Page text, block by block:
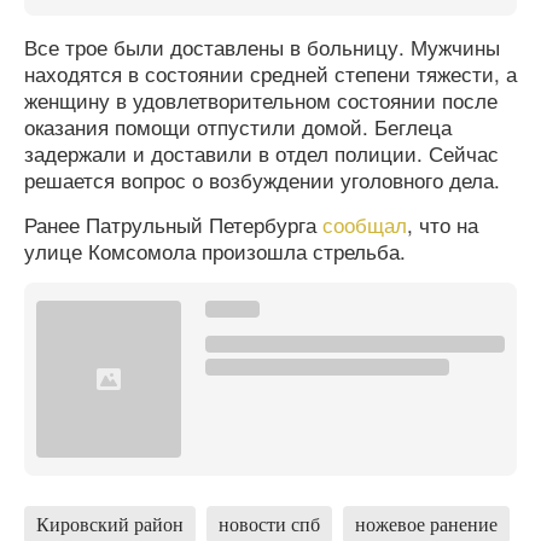
Все трое были доставлены в больницу. Мужчины
находятся в состоянии средней степени тяжести, а
женщину в удовлетворительном состоянии после
оказания помощи отпустили домой. Беглеца
задержали и доставили в отдел полиции. Сейчас
решается вопрос о возбуждении уголовного дела.
Ранее Патрульный Петербургасообщал, что на
улице Комсомола произошла стрельба.
Кировский район новости спб
ножевое ранение